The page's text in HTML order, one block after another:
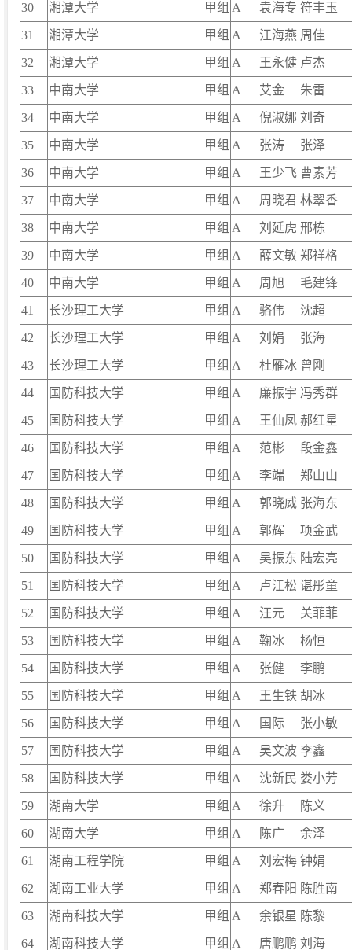
30 湘潭大学 甲组 A 袁海专 符丰玉
31 湘潭大学 甲组 A 江海燕 周佳
32 湘潭大学 甲组 A 王永健 卢杰
33 中南大学 甲组 A 艾金 朱雷
34 中南大学 甲组 A 倪淑娜 刘奇
35 中南大学 甲组 A 张涛 张泽
36 中南大学 甲组 A 王少飞 曹素芳
37 中南大学 甲组 A 周晓君 林翠香
38 中南大学 甲组 A 刘延虎 邢栋
39 中南大学 甲组 A 薛文敏 郑祥格
40 中南大学 甲组 A 周旭 毛建锋
41 长沙理工大学 甲组 A 骆伟 沈超
42 长沙理工大学 甲组 A 刘娟 张海
43 长沙理工大学 甲组 A 杜雁冰 曾刚
44 国防科技大学 甲组 A 廉振宇 冯秀群
45 国防科技大学 甲组 A 王仙凤 郝红星
46 国防科技大学 甲组 A 范彬 段金鑫
47 国防科技大学 甲组 A 李端 郑山山
48 国防科技大学 甲组 A 郭晓威 张海东
49 国防科技大学 甲组 A 郭辉 项金武
50 国防科技大学 甲组 A 吴振东 陆宏亮
51 国防科技大学 甲组 A 卢江松 谌彤童
52 国防科技大学 甲组 A 汪元 关菲菲
53 国防科技大学 甲组 A 鞠冰 杨恒
54 国防科技大学 甲组 A 张健 李鹏
55 国防科技大学 甲组 A 王生铁 胡冰
56 国防科技大学 甲组 A 国际 张小敏
57 国防科技大学 甲组 A 吴文波 李鑫
58 国防科技大学 甲组 A 沈新民 娄小芳
59 湖南大学 甲组 A 徐升 陈义
60 湖南大学 甲组 A 陈广 余泽
61 湖南工程学院 甲组 A 刘宏梅 钟娟
62 湖南工业大学 甲组 A 郑春阳 陈胜南
63 湖南科技大学 甲组 A 余银星 陈黎
64 湖南科技大学 甲组 A 唐鹏鹏 刘海